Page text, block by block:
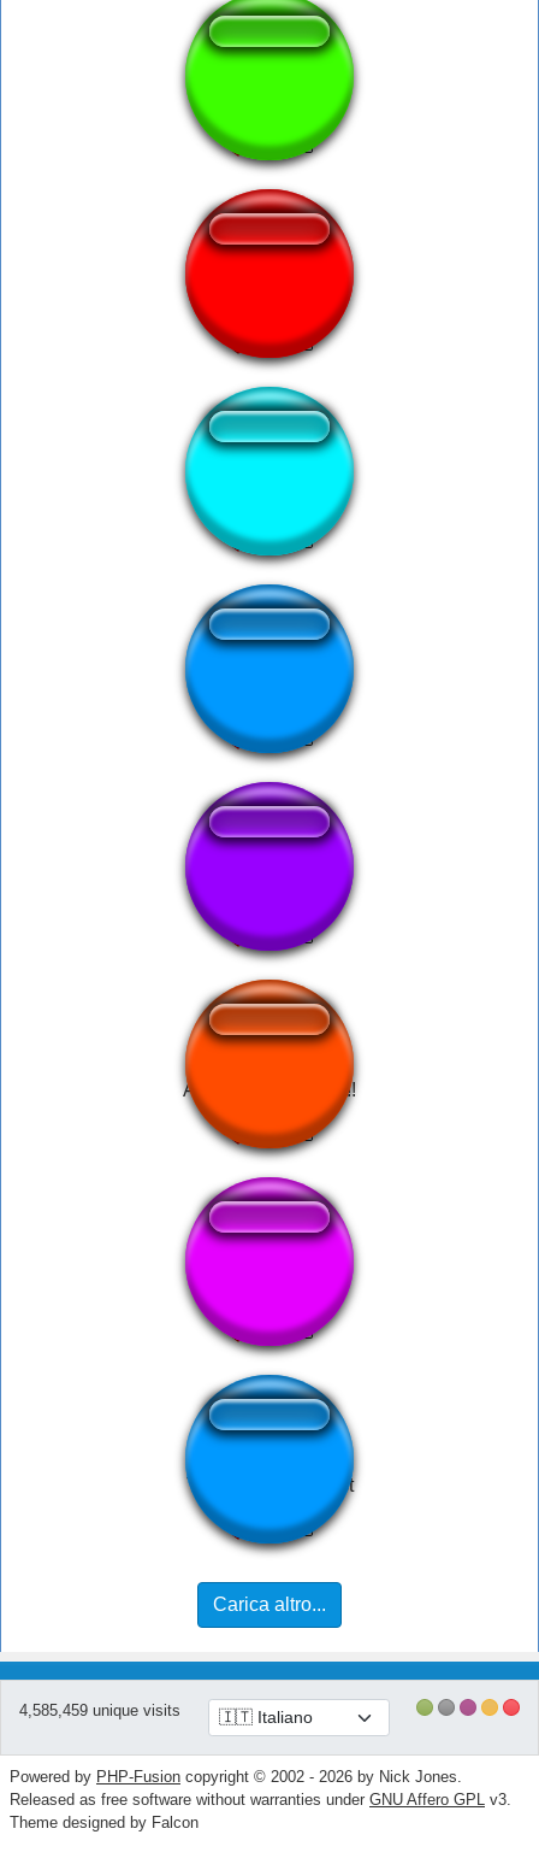
Pika Pika Pikachu
Blinded by Light
Alô Polícia Federal!!
TF- Your Team Lost
Carica altro...
4,585,459 unique visits
Powered by PHP-Fusion copyright © 2002 - 2026 by Nick Jones.
Released as free software without warranties under GNU Affero GPL v3.
Theme designed by Falcon